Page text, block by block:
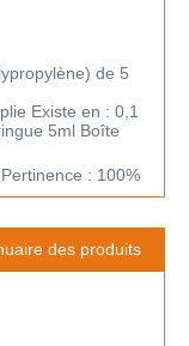
de 5
Existe en : 0,1
5ml Boîte
Pertinence : 100%
des produits